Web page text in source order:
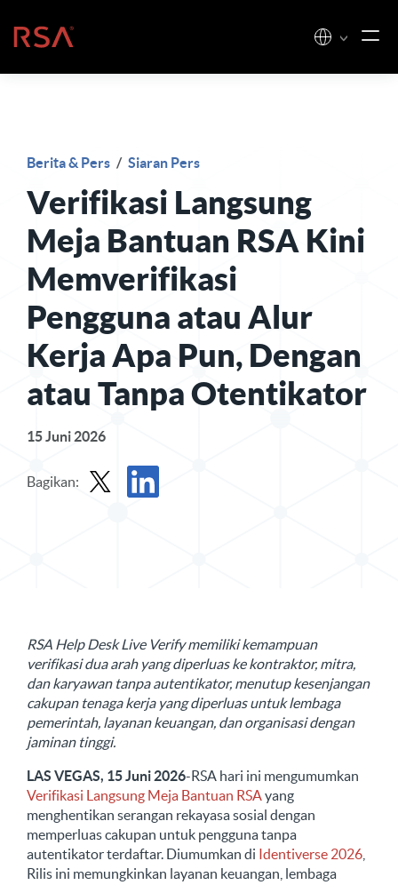
Beranda
Berita & Pers / Siaran Pers
Verifikasi Langsung
Meja Bantuan RSA Kini
Memverifikasi
Pengguna atau Alur
Kerja Apa Pun, Dengan
atau Tanpa Otentikator
15 Juni 2026
Bagikan:
RSA Help Desk Live Verify memiliki kemampuan
verifikasi dua arah yang diperluas ke kontraktor, mitra,
dan karyawan tanpa autentikator, menutup kesenjangan
cakupan tenaga kerja yang diperluas untuk lembaga
pemerintah, layanan keuangan, dan organisasi dengan
jaminan tinggi.
LAS VEGAS, 15 Juni 2026-RSA hari ini mengumumkan
Verifikasi Langsung Meja Bantuan RSAyang
menghentikan serangan rekayasa sosial dengan
memperluas cakupan untuk pengguna tanpa
autentikator terdaftar. Diumumkan di Identiverse 2026
Rilis ini memungkinkan layanan keuangan, lembaga